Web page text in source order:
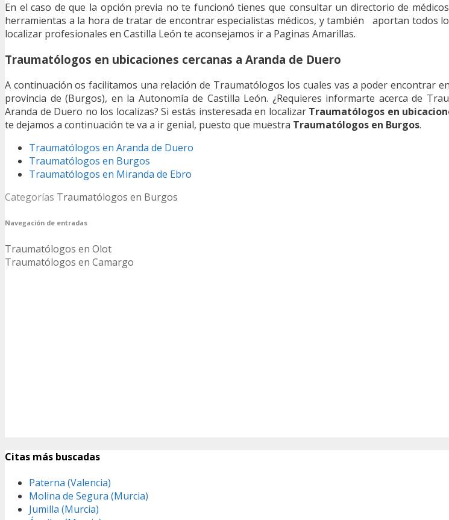
En el caso de que la opción previa no te funcionó tienes que consultar un directorio de
herramientas a la hora de tratar de encontrar especialistas médicos, y también aportan todos
localizar profesionales en Castilla León te aconsejamos ir a Paginas Amarillas.
Traumatólogos en ubicaciones cercanas a Aranda de Duero
A continuación os facilitamos una relación de Traumatólogos los cuales vas a poder encontrar
provincia de (Burgos), en la Autonomía de Castilla León. ¿Requieres informarte acerca de
Aranda de Duero no los localizas? Si estás insteresada en localizar Traumatólogos en
te dejamos a continuación te va a ir genial, puesto que muestra Traumatólogos en Burgos.
Traumatólogos en Aranda de Duero
Traumatólogos en Burgos
Traumatólogos en Miranda de Ebro
Categorías Traumatólogos en Burgos
Navegación de entradas
Traumatólogos en Olot
Traumatólogos en Camargo
Citas más buscadas
Paterna (Valencia)
Molina de Segura (Murcia)
Jumilla (Murcia)